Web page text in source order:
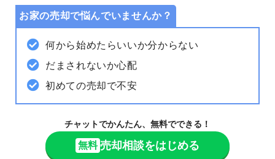
お家の売却で悩んでいませんか？
何から始めたらいいか分からない
だまされないか心配
初めての売却で不安
チャットでかんたん、無料でできる！
無料 売却相談をはじめる